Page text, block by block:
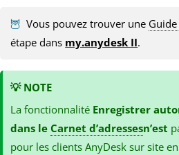
🦉 Vous pouvez trouver une
étape dans my.anydesk II.
💡 NOTE
La fonctionnalité Enregistrer
dans le Carnet d’adressesn’est
pour les clients AnyDesk sur site